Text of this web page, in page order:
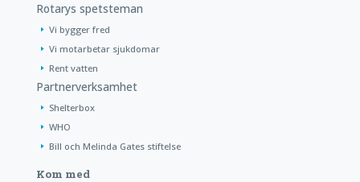
Rotarys spetsteman
Vi bygger fred
Vi motarbetar sjukdomar
Rent vatten
Partnerverksamhet
Shelterbox
WHO
Bill och Melinda Gates stiftelse
Kom med